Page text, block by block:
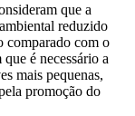
que a
reduzido
comparado com o
é necessário a
mais pequenas,
promoção do